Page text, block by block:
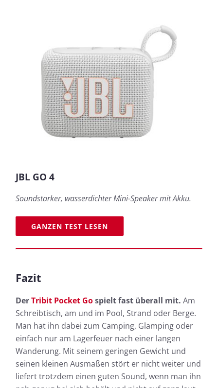
JBL GO 4
Soundstarker, wasserdichter Mini-Speaker mit Akku.
GANZEN TEST LESEN
Fazit
DerTribit Pocket Gospielt fast überall mit. Am
Schreibtisch, am und im Pool, Strand oder Berge.
Man hat ihn dabei zum Camping, Glamping oder
einfach nur am Lagerfeuer nach einer langen
Wanderung. Mit seinem geringen Gewicht und
seinen kleinen Ausmaßen stört er nicht weiter und
liefert trotzdem einen guten Sound, wenn man ihn